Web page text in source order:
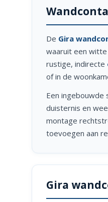
De Gira
waaruit een witte
rustige, indirecte
of in de
Een ingebouwde
duisternis en
montage
toevoegen aan
Gira